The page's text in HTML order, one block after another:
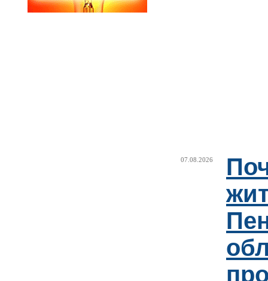
07.08.2026